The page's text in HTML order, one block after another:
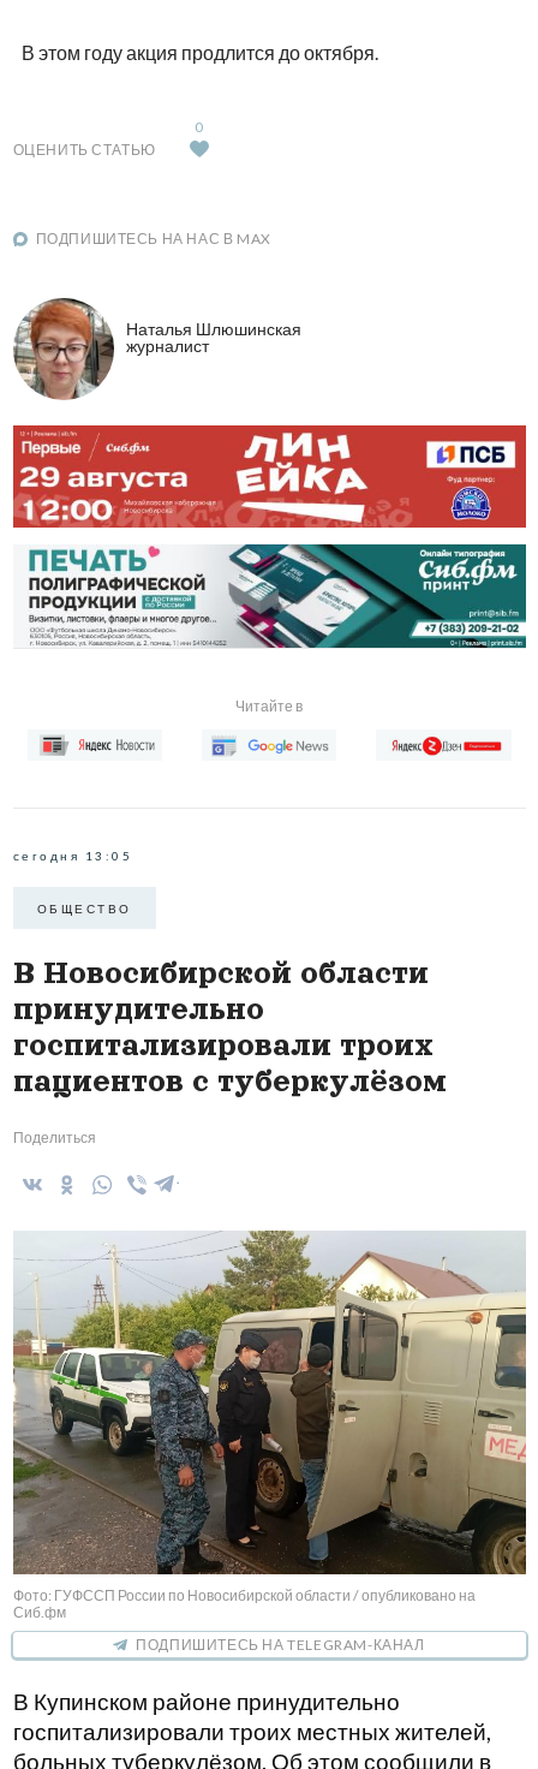
В этом году акция продлится до октября.
ОЦЕНИТЬ СТАТЬЮ
0
ПОДПИШИТЕСЬ НА НАС В MAX
Наталья Шлюшинская
журналист
Читайте в
сегодня 13:05
ОБЩЕСТВО
В Новосибирской области
принудительно
госпитализировали троих
пациентов с туберкулёзом
Поделиться
Фото: ГУФССП России по Новосибирской области / опубликовано на
Сиб.фм
ПОДПИШИТЕСЬ НА TELEGRAM-КАНАЛ
В Купинском районе принудительно
госпитализировали троих местных жителей,
больных туберкулёзом. Об этом сообщили в